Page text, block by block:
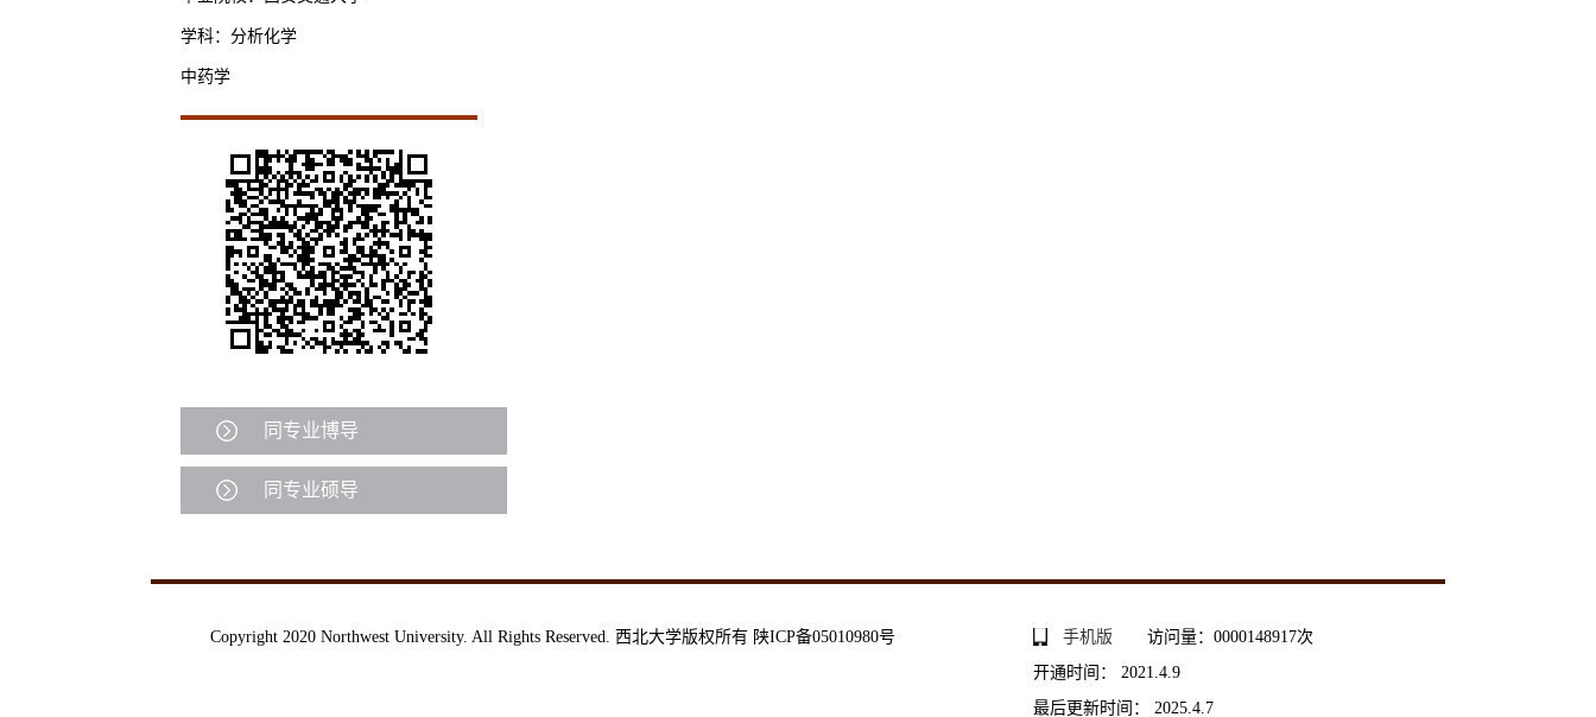
学科：分析化学
中药学
同专业博导
同专业硕导
Copyright 2020 Northwest University. All Rights Reserved. 西北大学版权所有 陕ICP备05010980号 手机版 访问量： 0000148917次
开通时间： 2021.4.9
最后更新时间： 2025.4.7